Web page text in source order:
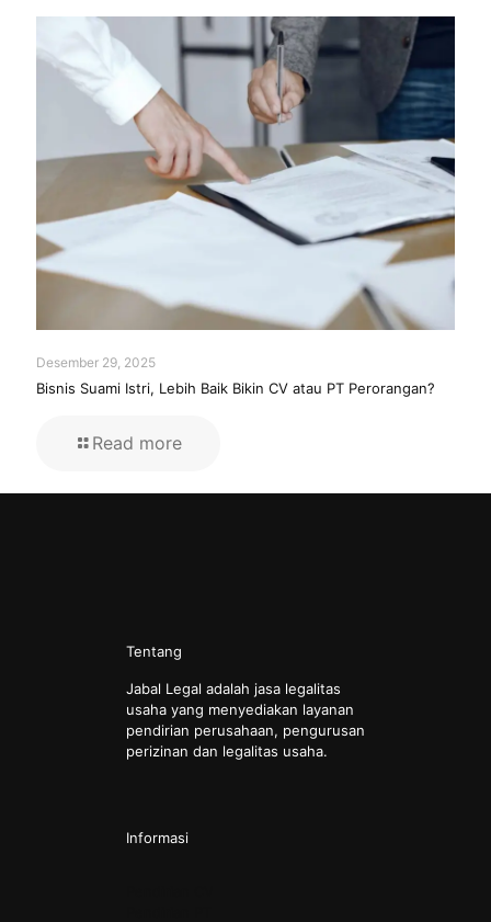
Desember 29, 2025
Bisnis Suami Istri, Lebih Baik Bikin CV atau PT Perorangan?
Read more
Tentang
Jabal Legal adalah jasa legalitas
usaha yang menyediakan layanan
pendirian perusahaan, pengurusan
perizinan dan legalitas usaha.
Informasi